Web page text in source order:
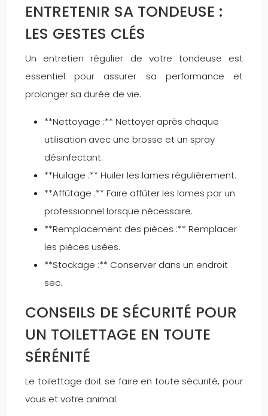
ENTRETENIR SA TONDEUSE :
LES GESTES CLÉS
Un entretien régulier de votre tondeuse est
essentiel pour assurer sa performance et
prolonger sa durée de vie.
**Nettoyage :** Nettoyer après chaque
utilisation avec une brosse et un spray
désinfectant.
**Huilage :** Huiler les lames régulièrement.
**Affûtage :** Faire affûter les lames par un
professionnel lorsque nécessaire.
**Remplacement des pièces :** Remplacer
les pièces usées.
**Stockage :** Conserver dans un endroit
sec.
CONSEILS DE SÉCURITÉ POUR
UN TOILETTAGE EN TOUTE
SÉRÉNITÉ
Le toilettage doit se faire en toute sécurité, pour
vous et votre animal.